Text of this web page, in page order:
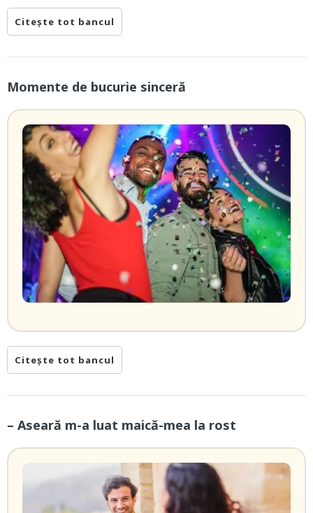
Citește tot bancul
Momente de bucurie sinceră
Citește tot bancul
– Aseară m-a luat maică-mea la rost